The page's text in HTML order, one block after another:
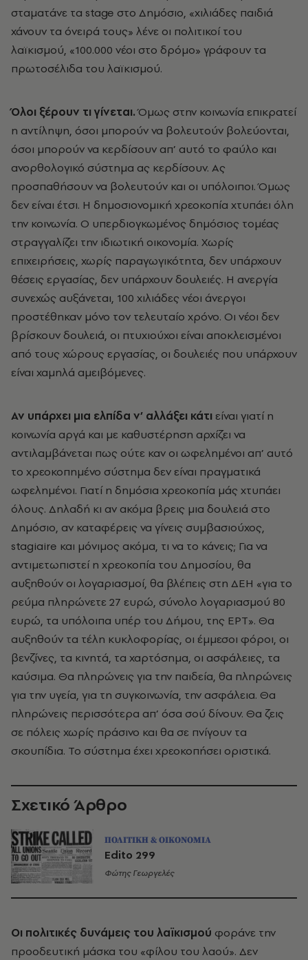
σταματάνε τα stage στο Δημόσιο, «χιλιάδες παιδιά
χάνουν τα όνειρά τους» λένε οι πολιτικοί του
λαϊκισμού, «100.000 νέοι στο δρόμο» γράφουν τα
πρωτοσέλιδα του λαϊκισμού.
Όλοι ξέρουν τι γίνεται.Όμως στην κοινωνία επικρατεί
η αντίληψη, όσοι μπορούν να βολευτούν βολεύονται,
όσοι μπορούν να κερδίσουν απ’ αυτό το φαύλο και
ανορθολογικό σύστημα ας κερδίσουν. Ας
προσπαθήσουν να βολευτούν και οι υπόλοιποι. Όμως
δεν είναι έτσι. Η δημοσιονομική χρεοκοπία χτυπάει όλη
την κοινωνία. Ο υπερδιογκωμένος δημόσιος τομέας
στραγγαλίζει την ιδιωτική οικονομία. Χωρίς
επιχειρήσεις, χωρίς παραγωγικότητα, δεν υπάρχουν
θέσεις εργασίας, δεν υπάρχουν δουλειές. Η ανεργία
συνεχώς αυξάνεται, 100 χιλιάδες νέοι άνεργοι
προστέθηκαν μόνο τον τελευταίο χρόνο. Οι νέοι δεν
βρίσκουν δουλειά, οι πτυχιούχοι είναι αποκλεισμένοι
από τους χώρους εργασίας, οι δουλειές που υπάρχουν
είναι χαμηλά αμειβόμενες.
Αν υπάρχει μια ελπίδα ν’ αλλάξει κάτι είναι γιατί η
κοινωνία αργά και με καθυστέρηση αρχίζει να
αντιλαμβάνεται πως ούτε καν οι ωφελημένοι απ’ αυτό
το χρεοκοπημένο σύστημα δεν είναι πραγματικά
ωφελημένοι. Γιατί η δημόσια χρεοκοπία μάς χτυπάει
όλους. Δηλαδή κι αν ακόμα βρεις μια δουλειά στο
Δημόσιο, αν καταφέρεις να γίνεις συμβασιούχος,
stagiaire και μόνιμος ακόμα, τι να το κάνεις; Για να
αντιμετωπιστεί η χρεοκοπία του Δημοσίου, θα
αυξηθούν οι λογαριασμοί, θα βλέπεις στη ΔΕΗ «για το
ρεύμα πληρώνετε 27 ευρώ, σύνολο λογαριασμού 80
ευρώ, τα υπόλοιπα υπέρ του Δήμου, της ΕΡΤ». Θα
αυξηθούν τα τέλη κυκλοφορίας, οι έμμεσοι φόροι, οι
βενζίνες, τα κινητά, τα χαρτόσημα, οι ασφάλειες, τα
καύσιμα. Θα πληρώνεις για την παιδεία, θα πληρώνεις
για την υγεία, για τη συγκοινωνία, την ασφάλεια. Θα
πληρώνεις περισσότερα απ’ όσα σού δίνουν. Θα ζεις
σε πόλεις χωρίς πράσινο και θα σε πνίγουν τα
σκουπίδια. Το σύστημα έχει χρεοκοπήσει οριστικά.
Σχετικό Άρθρο
ΠΟΛΙΤΙΚΗ & ΟΙΚΟΝΟΜΙΑ
Edito 299
Φώτης Γεωργελές
Οι πολιτικές δυνάμεις του λαϊκισμού φοράνε την
προοδευτική μάσκα του «φίλου του λαού». Δεν